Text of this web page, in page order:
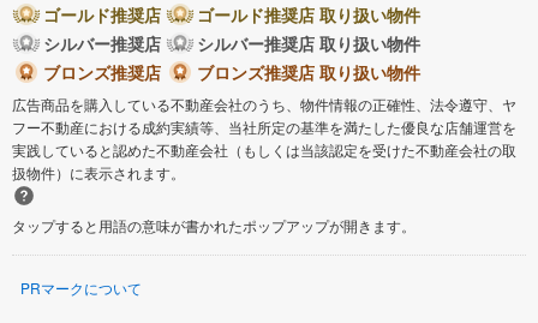
ゴールド推奨店
ゴールド推奨店 取り扱い物件
シルバー推奨店
シルバー推奨店 取り扱い物件
ブロンズ推奨店
ブロンズ推奨店 取り扱い物件
広告商品を購入している不動産会社のうち、物件情報の正確性、法令遵守、ヤ
フー不動産における成約実績等、当社所定の基準を満たした優良な店舗運営を
実践していると認めた不動産会社（もしくは当該認定を受けた不動産会社の取
扱物件）に表示されます。
タップすると用語の意味が書かれたポップアップが開きます。
PRマークについて